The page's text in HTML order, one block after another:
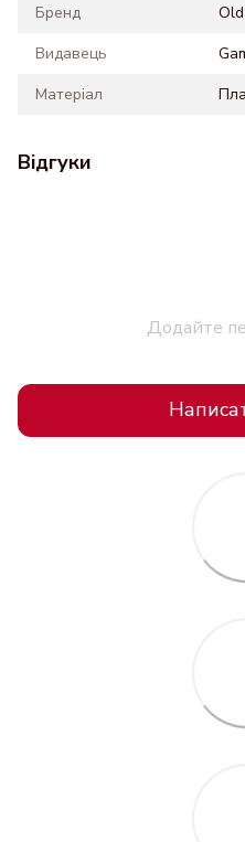
Бренд
Видавець
Матеріал
Відгуки
Додайте